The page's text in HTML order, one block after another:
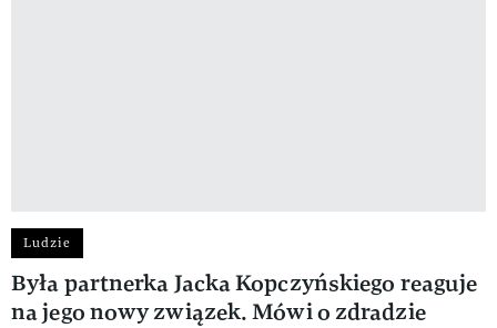
Ludzie
Była partnerka Jacka Kopczyńskiego reaguje
na jego nowy związek. Mówi o zdradzie